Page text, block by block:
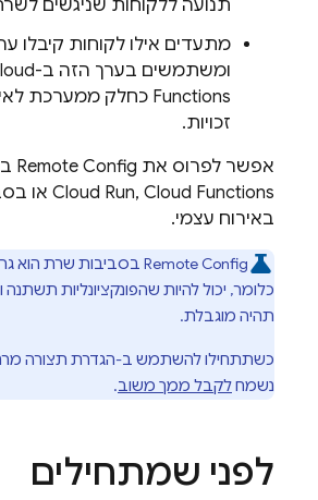
תנועה ללקוחות שניגשים
מתעדים אילו לקוחות קיבלו
ומשתמשים בערך הזה ב-
Functions כחלק ממערכת
זכויות.
אפשר לפרוס את Remote Config
Cloud Run, Cloud Functions
או
באירוח עצמי.
Remote Config בסביבות שרת הוא
כלומר, יכול להיות שהפונקציונליות
תהיה מוגבלת.
כשתתחילו להשתמש ב-הגדרת תצורה
נשמחלקבל ממך משוב.
לפני שמתחילים